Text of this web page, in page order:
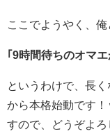
ここでようやく、
｢9時間待ちのオマ
というわけで、長
から本格始動です
すので、どうぞよろ